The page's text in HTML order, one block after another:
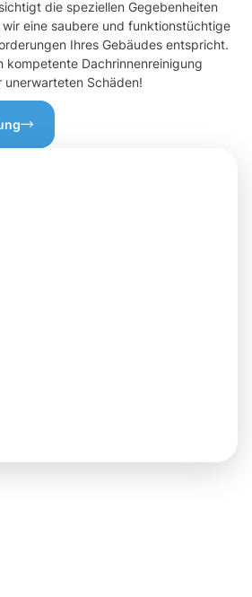
die speziellen Gegebenheiten
eine saubere und funktionstüchtige
Ihres Gebäudes entspricht.
kompetente Dachrinnenreinigung
Schäden!